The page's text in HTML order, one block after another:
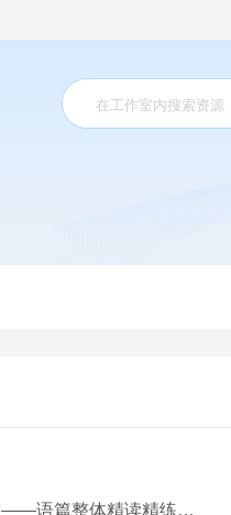
【高考英语真题文本精读】2026年全国一卷♦完形填空——语篇整体精读精练精析 任务单 -2027届高三英语一轮复习专项